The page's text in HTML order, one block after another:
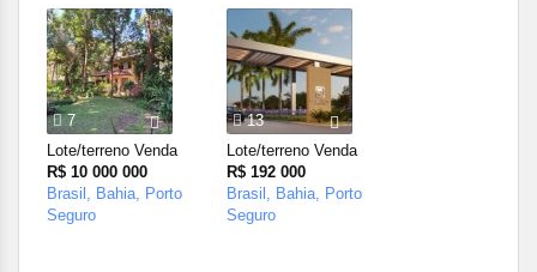
7
Lote/terreno Venda
R$ 10 000 000
Brasil, Bahia, Porto
Seguro
13
Lote/terreno Venda
R$ 192 000
Brasil, Bahia, Porto
Seguro